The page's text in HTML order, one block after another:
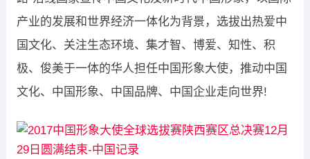
产业的发展和世界经济一体化为背景，选拔出热爱中
国文化、关注生态环境、集才智、博爱、知性、积
极、俊美于一体的华人担任中国形象大使，推动中国
文化、中国形象、中国品牌、中国企业走向世界!